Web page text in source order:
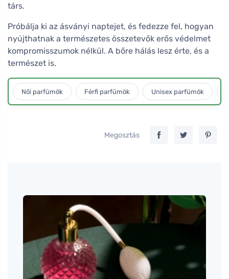
társ.
Próbálja ki az ásványi naptejet, és fedezze fel, hogyan
nyújthatnak a természetes összetevők erős védelmet
kompromisszumok nélkül. A bőre hálás lesz érte, és a
természet is.
Női parfümök Férfi parfümök Unisex parfümök
Megosztás